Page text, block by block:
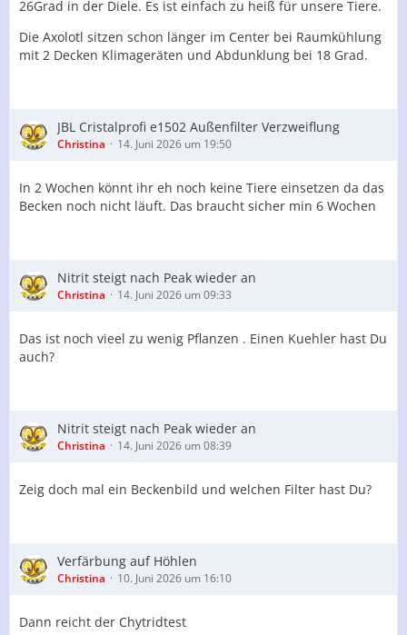
26Grad in der Diele. Es ist einfach zu heiß für unsere Tiere.
Die Axolotl sitzen schon länger im Center bei Raumkühlung
mit 2 Decken Klimageräten und Abdunklung bei 18 Grad.
JBL Cristalprofi e1502 Außenfilter Verzweiflung
Christina 14. Juni 2026 um 19:50
In 2 Wochen könnt ihr eh noch keine Tiere einsetzen da das
Becken noch nicht läuft. Das braucht sicher min 6 Wochen
Nitrit steigt nach Peak wieder an
Christina 14. Juni 2026 um 09:33
Das ist noch vieel zu wenig Pflanzen . Einen Kuehler hast Du
auch?
Nitrit steigt nach Peak wieder an
Christina 14. Juni 2026 um 08:39
Zeig doch mal ein Beckenbild und welchen Filter hast Du?
Verfärbung auf Höhlen
Christina 10. Juni 2026 um 16:10
Dann reicht der Chytridtest